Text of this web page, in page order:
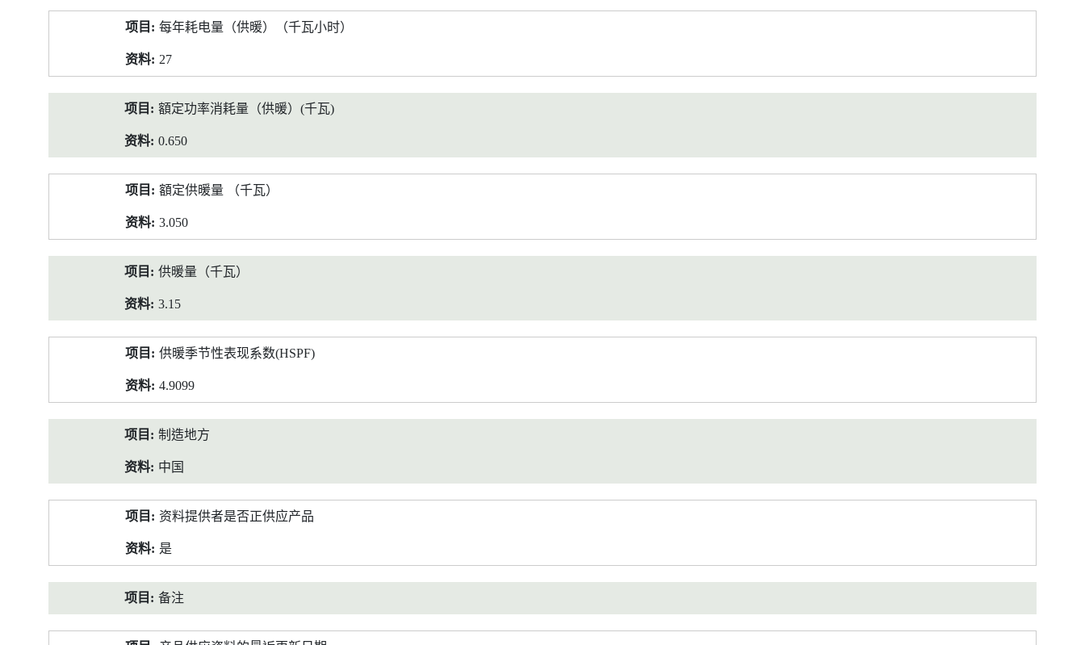
每年耗电量（供暖）（千瓦小时）
27
額定功率消耗量（供暖）(千瓦)
0.650
額定供暖量 （千瓦）
3.050
供暖量（千瓦）
3.15
供暖季节性表现系数(HSPF)
4.9099
制造地方
中国
资料提供者是否正供应产品
是
备注